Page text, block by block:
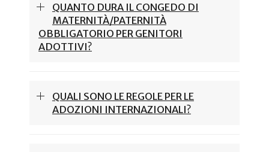
QUANTO DURA IL CONGEDO DI
MATERNITÀ/PATERNITÀ
OBBLIGATORIO PER GENITORI
ADOTTIVI?
QUALI SONO LE REGOLE PER LE
ADOZIONI INTERNAZIONALI?